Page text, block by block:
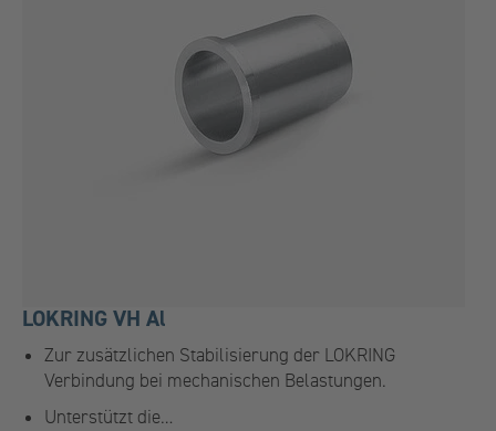
LOKRING VH Al
Zur zusätzlichen Stabilisierung der LOKRING
Verbindung bei mechanischen Belastungen.
Unterstützt die…